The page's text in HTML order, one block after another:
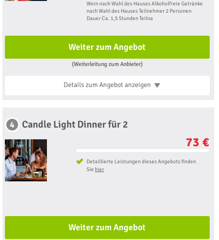
Wein nach Wahl des Hauses Alkoholfreie Getränke
nach Wahl des Hauses Teilnehmer 2 Personen
Dauer Ca. 1,5 Stunden Teilna
Weiter zum Angebot
(Weiterleitung zum Anbieter)
Details zum Angebotanzeigen
4 Candle Light Dinner für 2
73 €
Detaillierte Leistungen dieses Angebots finden
Sie hier
Weiter zum Angebot